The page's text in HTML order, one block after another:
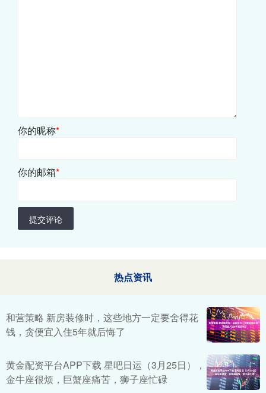
你的昵称*
你的邮箱*
提交评论
热点资讯
和营策略 新房装修时，这些地方一定要舍得花
钱，贪便宜入住5年就后悔了
黄金配资平台APP下载 星吧日运（3月25日），
金牛座很烦，巨蟹座痛苦，狮子座忙碌